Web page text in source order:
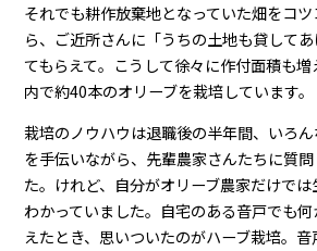
それでも耕作放棄地となっていた畑をコ
ら、ご近所さんに「うちの土地も貸して
てもらえて。こうして徐々に作付面積も
内で約40本のオリーブを栽培しています。
栽培のノウハウは退職後の半年間、いろ
を手伝いながら、先輩農家さんたちに質
た。けれど、自分がオリーブ農家だけで
わかっていました。自宅のある音戸でも
えたとき、思いついたのがハーブ栽培。音